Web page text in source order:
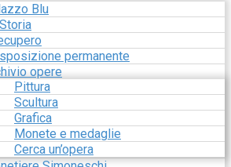
Blu
permanente
opere
Pittura
Scultura
Grafica
Monete e medaglie
Cerca un’opera